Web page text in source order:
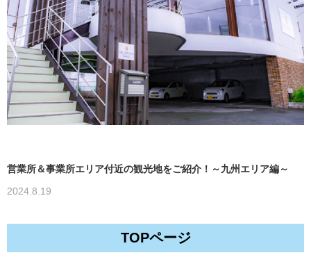
営業所＆事業所エリア付近の観光地をご紹介！～九州エリア編～
2024.8.19
TOPページ